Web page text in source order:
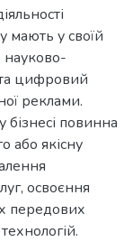
мають у своїй
науково-
та цифровий
реклами.
бізнесі повинна
або якісну
освоєння
передових